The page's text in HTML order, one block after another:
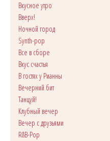
Вкусное утро
Вверх!
Ночной город
Synth-pop
Все в сборе
Вкус счастья
В гостях у Рианны
Вечерний бит
Танцуй!
Клубный вечер
Вечер с друзьями
R&B-Pop